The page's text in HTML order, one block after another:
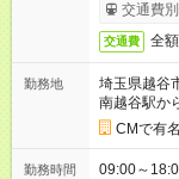
交通費
交通費 全
勤務地
埼玉県越谷
南越谷駅か
CMで有
勤務時間 09:00～